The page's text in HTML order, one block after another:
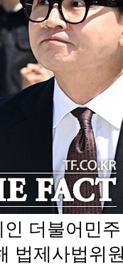
더불어민
법제사법위